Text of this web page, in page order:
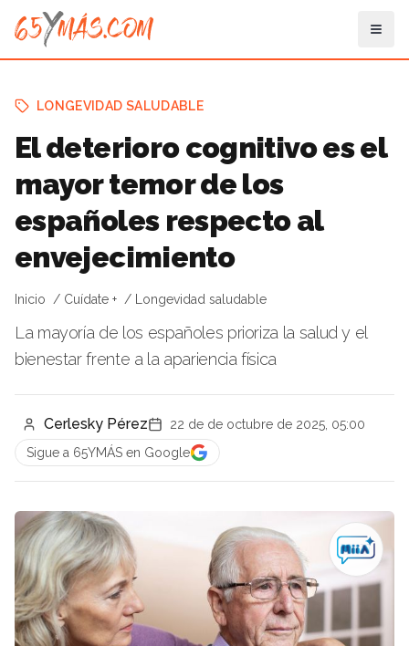
LONGEVIDAD SALUDABLE
El deterioro cognitivo es el
mayor temor de los
españoles respecto al
envejecimiento
Inicio Cuídate + Longevidad saludable
La mayoría de los españoles prioriza la salud y el
bienestar frente a la apariencia física
Cerlesky Pérez
22 de de octubre de 2025, 05:00
Sigue a 65YMÁS en Google